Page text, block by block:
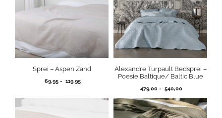
Sprei – Aspen Zand
69,95 - 119,95Prijsklasse:
Alexandre Turpault Bedsprei –
Poesie Baltique/ Baltic Blue
479,00 - 540,00Prijsklasse:
tot
540,00